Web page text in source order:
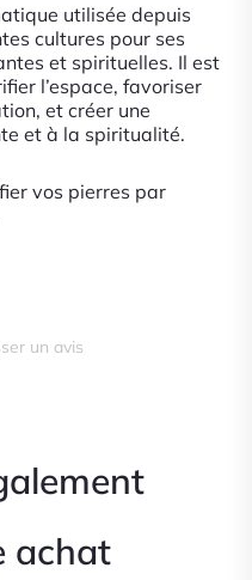
utilisée depuis
cultures pour ses
et spirituelles. Il est
l’espace, favoriser
et créer une
et à la spiritualité.
vos pierres par
un avis
achat